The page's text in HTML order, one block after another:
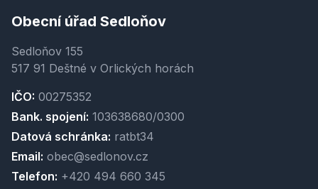
Obecní úřad Sedloňov
Sedloňov 155
517 91 Deštné v Orlických horách
IČO: 00275352
Bank. spojení: 103638680/0300
Datová schránka: ratbt34
Email: obec@sedlonov.cz
Telefon: +420 494 660 345